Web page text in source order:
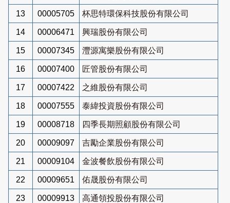
13 00005705 杯思特環保科技股份有限公司
14 00006471 興瑞股份有限公司
15 00007345 灃源寓樂股份有限公司
16 00007400 匠管股份有限公司
17 00007422 之維股份有限公司
18 00007555 泰緯投資股份有限公司
19 00008718 四季長期照顧股份有限公司
20 00009097 吉勵企業股份有限公司
21 00009104 金波餐飲股份有限公司
22 00009651 佑晟股份有限公司
23 00009913 高通領投股份有限公司